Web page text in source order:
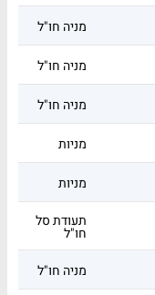
מניה חו"ל
מניה חו"ל
מניה חו"ל
מניות
מניות
תעודת סל
חו"ל
מניה חו"ל